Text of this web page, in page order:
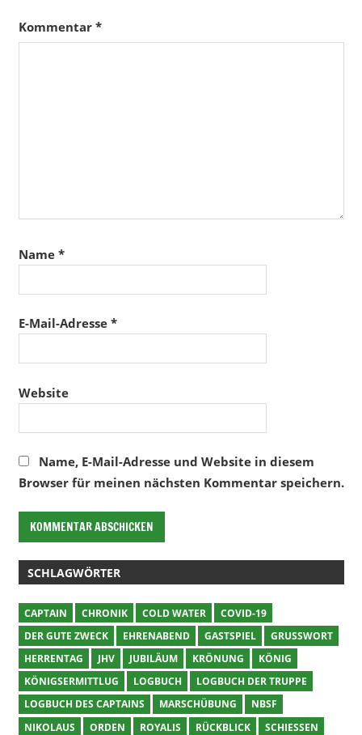
Kommentar *
Name *
E-Mail-Adresse *
Website
Name, E-Mail-Adresse und Website in diesem
Browser für meinen nächsten Kommentar speichern.
SCHLAGWÖRTER
CAPTAIN CHRONIK COLD WATER
COVID-19
DER GUTE ZWECK
EHRENABEND GASTSPIEL
GRUSSWORT
HERRENTAG
JHV JUBILÄUM KRÖNUNG
KÖNIG
KÖNIGSERMITTLUG
LOGBUCH
LOGBUCH DER TRUPPE
LOGBUCH DES CAPTAINS
MARSCHÜBUNG
NBSF
NIKOLAUS
ORDEN ROYALIS RÜCKBLICK
SCHIESSEN